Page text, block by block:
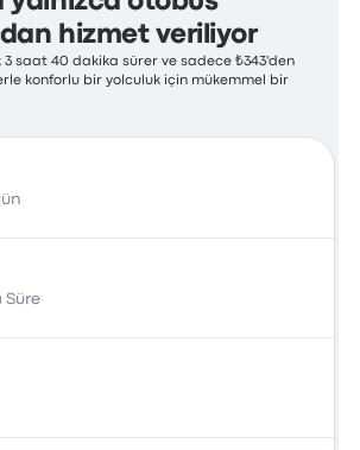
hizmet veriliyor
3 saat 40 dakika sürer ve sadece ₺343'den
konforlu bir yolculuk için mükemmel bir
Süre